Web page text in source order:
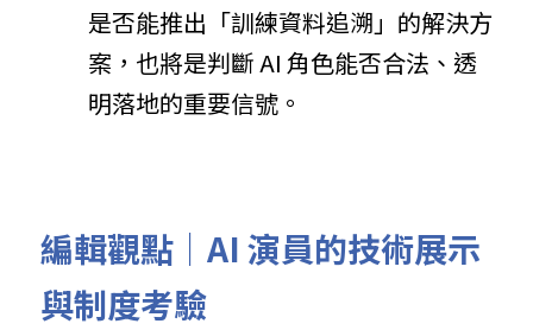
是否能推出「訓練資料追溯」的解決方
案，也將是判斷 AI 角色能否合法、透
明落地的重要信號。
編輯觀點｜ AI 演員的技術展示
與制度考驗